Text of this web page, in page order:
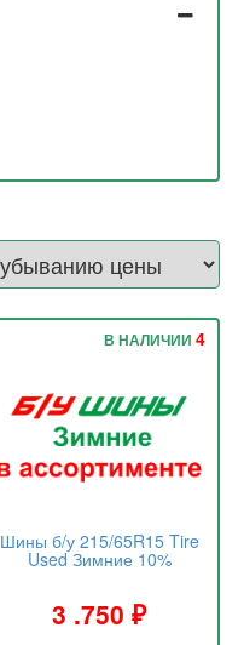
Шины б/у 215/65R15 Tire
Used Зимние 10%
3 .750₽
В НАЛИЧИИ 4